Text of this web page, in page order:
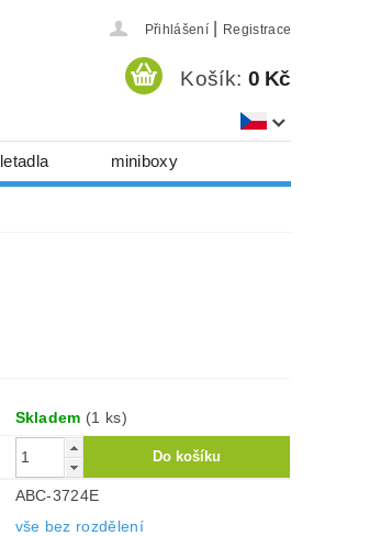
Přihlášení Registrace
Košík: 0 Kč
letadla miniboxy
Skladem (1 ks)
ABC-3724E
vše bez rozdělení